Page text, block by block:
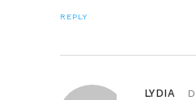
REPLY
LYDIA